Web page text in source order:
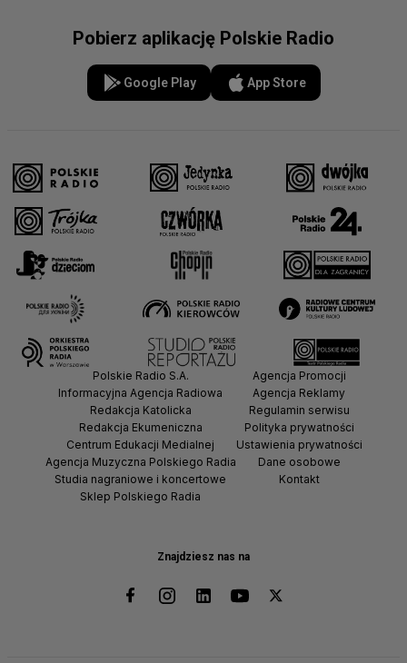
Pobierz aplikację Polskie Radio
Google Play App Store
Znajdziesz nas na
Polskie Radio S.A.
Informacyjna Agencja Radiowa
Redakcja Katolicka
Redakcja Ekumeniczna
Centrum Edukacji Medialnej
Agencja Muzyczna Polskiego Radia
Studia nagraniowe i koncertowe
Sklep Polskiego Radia
Agencja Promocji
Agencja Reklamy
Regulamin serwisu
Polityka prywatności
Ustawienia prywatności
Dane osobowe
Kontakt